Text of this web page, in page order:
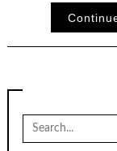
Search
for: